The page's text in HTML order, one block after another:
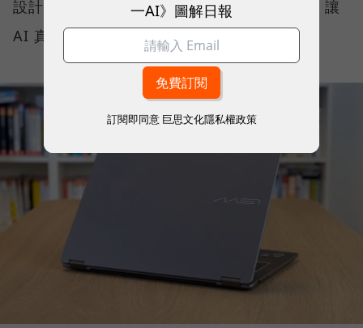
設計、高畫質 OLED 顯示器與全天候續航力，讓
AI 真正流暢地融入日常工作流程。
一AI》圖解日報
訂閱即同意 巨思文化隱私權政策